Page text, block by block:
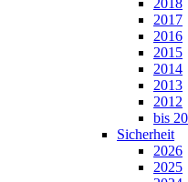
2018
2017
2016
2015
2014
2013
2012
bis
Sicherheit
2026
2025